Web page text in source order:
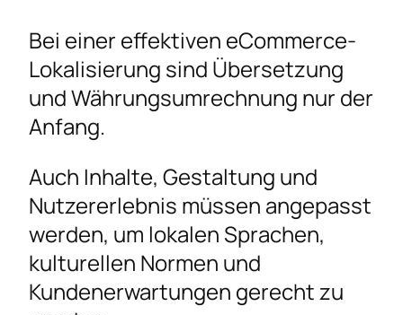
Bei einer effektiven eCommerce-
Lokalisierung sind Übersetzung
und Währungsumrechnung nur der
Anfang.
Auch Inhalte, Gestaltung und
Nutzererlebnis müssen angepasst
werden, um lokalen Sprachen,
kulturellen Normen und
Kundenerwartungen gerecht zu